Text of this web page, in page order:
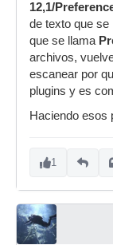
12,1/
de texto que se
que se llama
archivos,
escanear por
plugins y es
Haciendo esos
1